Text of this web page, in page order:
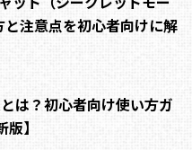
と注意点を初心者向けに解
は？初心者向け使い方ガ
】